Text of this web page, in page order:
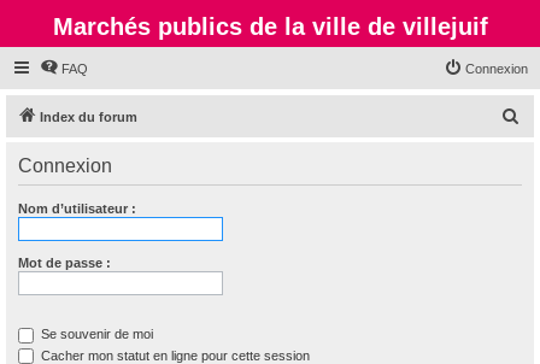
Marchés publics de la ville de villejuif
FAQ Connexion
Index du forum
Connexion
Nom d’utilisateur :
Mot de passe :
Se souvenir de moi
Cacher mon statut en ligne pour cette session